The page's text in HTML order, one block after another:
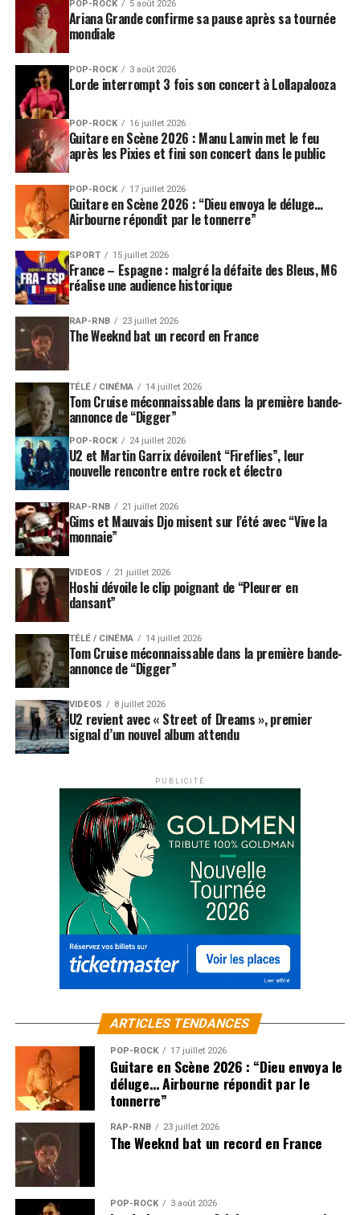
POP-ROCK 5 août 2026
Ariana Grande confirme sa pause après sa tournée
mondiale
POP-ROCK 3 août 2026
Lorde interrompt 3 fois son concert à Lollapalooza
POP-ROCK 16 juillet 2026
Guitare en Scène 2026 : Manu Lanvin met le feu
après les Pixies et fini son concert dans le public
POP-ROCK 17 juillet 2026
Guitare en Scène 2026 : “Dieu envoya le déluge…
Airbourne répondit par le tonnerre”
SPORT 15 juillet 2026
France – Espagne : malgré la défaite des Bleus, M6
réalise une audience historique
RAP-RNB 23 juillet 2026
The Weeknd bat un record en France
TÉLÉ / CINÉMA 14 juillet 2026
Tom Cruise méconnaissable dans la première bande-
annonce de “Digger”
POP-ROCK 24 juillet 2026
U2 et Martin Garrix dévoilent “Fireflies”, leur
nouvelle rencontre entre rock et électro
RAP-RNB 21 juillet 2026
Gims et Mauvais Djo misent sur l’été avec “Vive la
monnaie”
VIDEOS 21 juillet 2026
Hoshi dévoile le clip poignant de “Pleurer en
dansant”
TÉLÉ / CINÉMA 14 juillet 2026
Tom Cruise méconnaissable dans la première bande-
annonce de “Digger”
VIDEOS 8 juillet 2026
U2 revient avec « Street of Dreams », premier
signal d’un nouvel album attendu
PUBLICITÉ
ARTICLES TENDANCES
POP-ROCK 17 juillet 2026
Guitare en Scène 2026 : “Dieu envoya le
déluge… Airbourne répondit par le
tonnerre”
RAP-RNB 23 juillet 2026
The Weeknd bat un record en France
POP-ROCK 3 août 2026